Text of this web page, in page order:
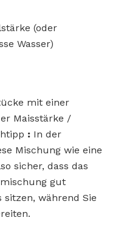
(oder
Wasser)
mit einer
Maisstärke /
: In der
Mischung wie eine
sicher, dass das
gut
sitzen, während Sie